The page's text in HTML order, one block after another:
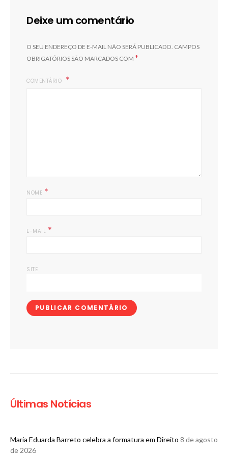
Deixe um comentário
O SEU ENDEREÇO DE E-MAIL NÃO SERÁ PUBLICADO. CAMPOS
OBRIGATÓRIOS SÃO MARCADOS COM *
COMENTÁRIO
NOME *
E-MAIL *
SITE
Últimas Notícias
Maria Eduarda Barreto celebra a formatura em Direito 8 de agosto
de 2026